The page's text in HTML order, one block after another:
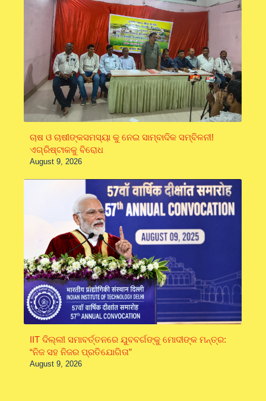
ଚାଷ ଓ ଚାଷୀଙ୍କସମସ୍ୟା କୁ ନେଇ ସାମ୍ବାଦିକ ସମ୍ବିଳନୀ!
ଏଗ୍ରିଷ୍ଟାକକୁ ବିରୋଧ
August 9, 2026
IIT ଦିଲ୍ଲୀ ସମାବର୍ତ୍ତନରେ ଯୁବବର୍ଗଙ୍କୁ ମୋଦୀଙ୍କ ମନ୍ତ୍ର:
“ନିଜ ସହ ନିଜର ପ୍ରତିଯୋଗିତା”
August 9, 2026